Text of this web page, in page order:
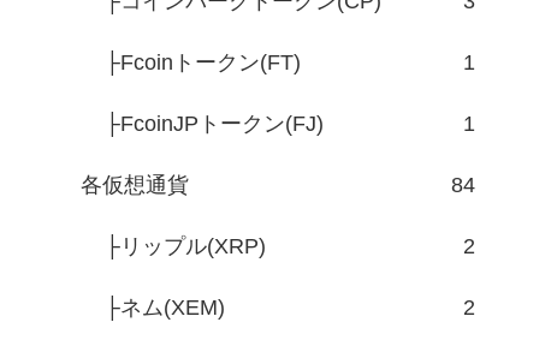
├Fcoinトークン(FT) 1
├FcoinJPトークン(FJ) 1
各仮想通貨 84
├リップル(XRP) 2
├ネム(XEM) 2